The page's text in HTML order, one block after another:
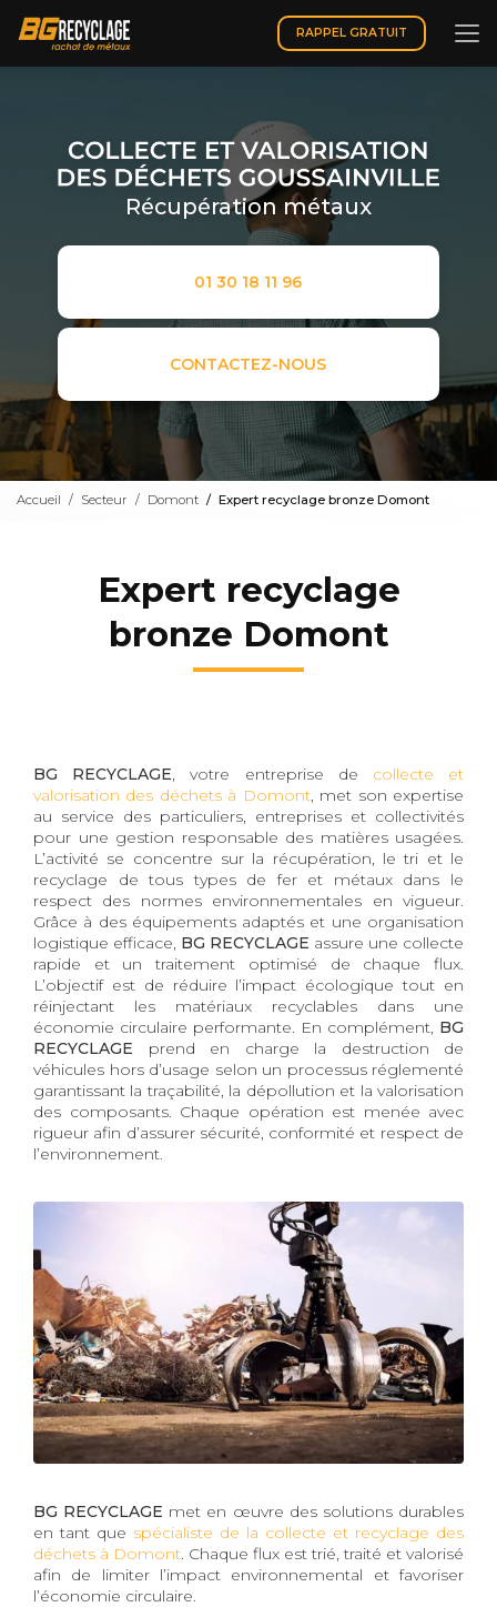
contenu
principal
RAPPEL GRATUIT
Récupération métaux
01 30 18 11 96
CONTACTEZ-NOUS
Accueil Secteur Domont Expert recyclage bronze Domont
Expert recyclage
bronze Domont
BG RECYCLAGE, votre entreprise de collecte et
valorisation des déchets à Domont, met son expertise
au service des particuliers, entreprises et collectivités
pour une gestion responsable des matières usagées.
L’activité se concentre sur la récupération, le tri et le
recyclage de tous types de fer et métaux dans le
respect des normes environnementales en vigueur.
Grâce à des équipements adaptés et une organisation
logistique efficace, BG RECYCLAGE assure une collecte
rapide et un traitement optimisé de chaque flux.
L’objectif est de réduire l’impact écologique tout en
réinjectant les matériaux recyclables dans une
économie circulaire performante. En complément, BG
RECYCLAGE prend en charge la destruction de
véhicules hors d’usage selon un processus réglementé
garantissant la traçabilité, la dépollution et la valorisation
des composants. Chaque opération est menée avec
rigueur afin d’assurer sécurité, conformité et respect de
l’environnement.
BG RECYCLAGE met en œuvre des solutions durables
en tant que spécialiste de la collecte et recyclage des
déchets à Domont. Chaque flux est trié, traité et valorisé
afin de limiter l’impact environnemental et favoriser
l’économie circulaire.